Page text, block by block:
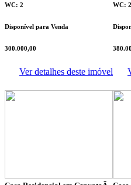
WC: 2
Disponível para Venda
300.000,00
Ver detalhes deste imóvel
WC: 2